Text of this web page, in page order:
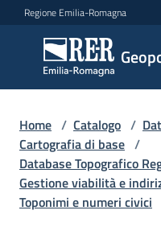
Vai al contenuto
Vai alla navigazione
Vai al footer
Regione Emilia-Romagna
Geoportale
Catalogo
dati,
servizi
e
metadati
Home / Catalogo /
Cartografia di base /
Database Topografico
Gestione viabilità e
Toponimi e numeri civici